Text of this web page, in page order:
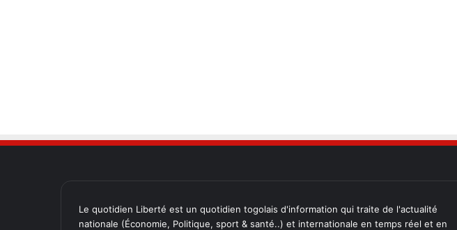
Le quotidien Liberté est un quotidien togolais d'information qui traite de l'actualité
nationale (Économie, Politique, sport & santé..) et internationale en temps réel et en